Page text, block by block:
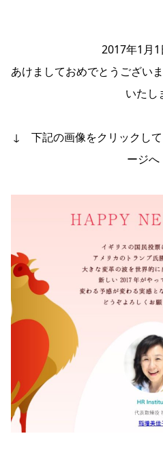
2017年1月
あけましておめでとうござい
いたし
↓ 下記の画像をクリックし
ージ